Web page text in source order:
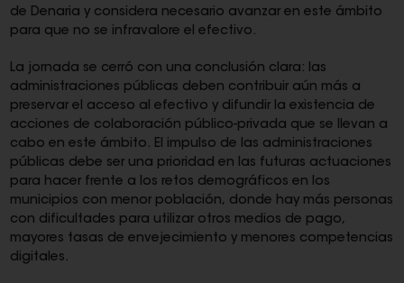
de Denaria y considera necesario avanzar en este ámbito
para que no se infravalore el efectivo.
La jornada se cerró con una conclusión clara: las
administraciones públicas deben contribuir aún más a
preservar el acceso al efectivo y difundir la existencia de
acciones de colaboración público-privada que se llevan a
cabo en este ámbito. El impulso de las administraciones
públicas debe ser una prioridad en las futuras actuaciones
para hacer frente a los retos demográficos en los
municipios con menor población, donde hay más personas
con dificultades para utilizar otros medios de pago,
mayores tasas de envejecimiento y menores competencias
digitales.